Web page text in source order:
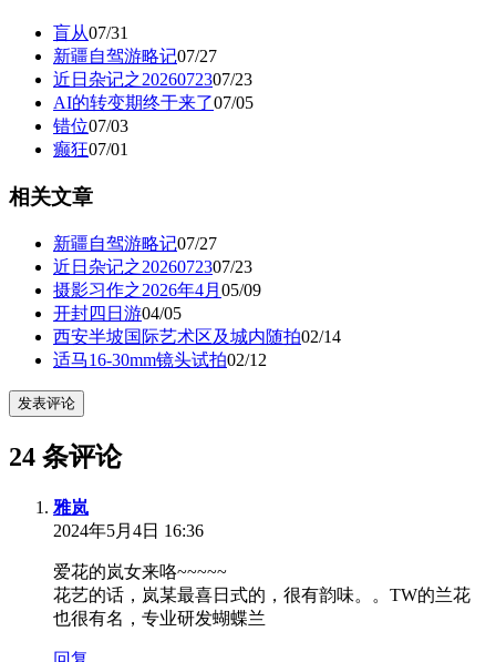
盲从07/31
新疆自驾游略记07/27
近日杂记之2026072307/23
AI的转变期终于来了07/05
错位07/03
癫狂07/01
相关文章
新疆自驾游略记07/27
近日杂记之2026072307/23
摄影习作之2026年4月 05/09
开封四日游04/05
西安半坡国际艺术区及城内随拍02/14
适马16-30mm镜头试拍02/12
发表评论
24 条评论
雅岚
2024年5月4日 16:36
爱花的岚女来咯~~~~~
花艺的话，岚某最喜日式的，很有韵味。。TW的兰花
也很有名，专业研发蝴蝶兰